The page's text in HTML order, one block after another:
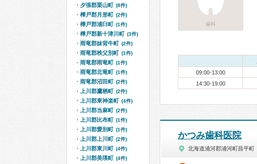
歯科
09:00-13:00
14:30-19:00
かつみ歯科医院
北海道浦河郡浦河町昌平町
夕張郡栗山町 (8件)
樺戸郡月形町 (2件)
樺戸郡浦臼町 (1件)
樺戸郡新十津川町 (3件)
雨竜郡妹背牛町 (2件)
雨竜郡秩父別町 (1件)
雨竜郡雨竜町 (1件)
雨竜郡北竜町 (1件)
雨竜郡沼田町 (2件)
上川郡鷹栖町 (2件)
上川郡東神楽町 (4件)
上川郡当麻町 (2件)
上川郡比布町 (1件)
上川郡愛別町 (1件)
上川郡上川町 (2件)
上川郡東川町 (4件)
上川郡美瑛町 (4件)